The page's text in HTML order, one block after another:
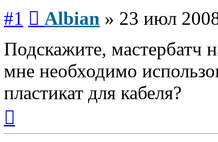
#1 Albian » 23 июл
Подскажите, мастербатч
мне необходимо
пластикат для кабеля?
началу